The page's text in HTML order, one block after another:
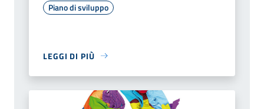
Piano di sviluppo
LEGGI DI PIÙ